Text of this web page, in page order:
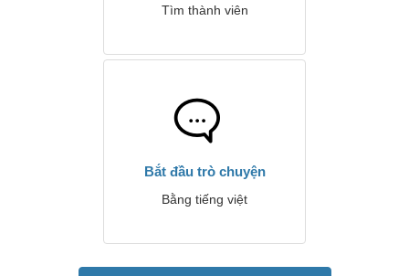
Tìm thành viên
Bắt đầu trò chuyện
Bằng tiếng việt